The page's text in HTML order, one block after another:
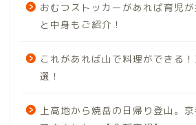
おむつストッカーがあれば育児
と中身もご紹介！
これがあれば山で料理ができる
選！
上高地から焼岳の日帰り登山。